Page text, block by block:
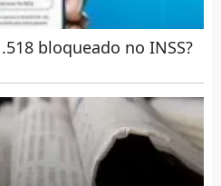
bloqueado no INSS?